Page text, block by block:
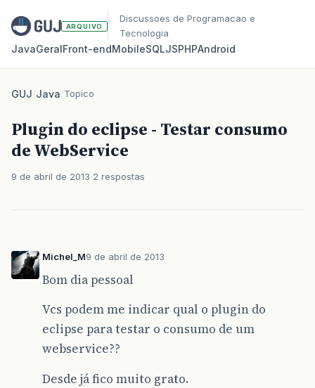
ARQUIVO
Discussoes de Programacao e
Tecnologia
JavaGeralFront‑endMobileSQLJSPHPAndroid
GUJ/Java/Topico
Plugin do eclipse - Testar consumo
de WebService
9 de abril de 2013 2 respostas
Michel_M9 de abril de 2013
Bom dia pessoal
Vcs podem me indicar qual o plugin do
eclipse para testar o consumo de um
webservice??
Desde já fico muito grato.